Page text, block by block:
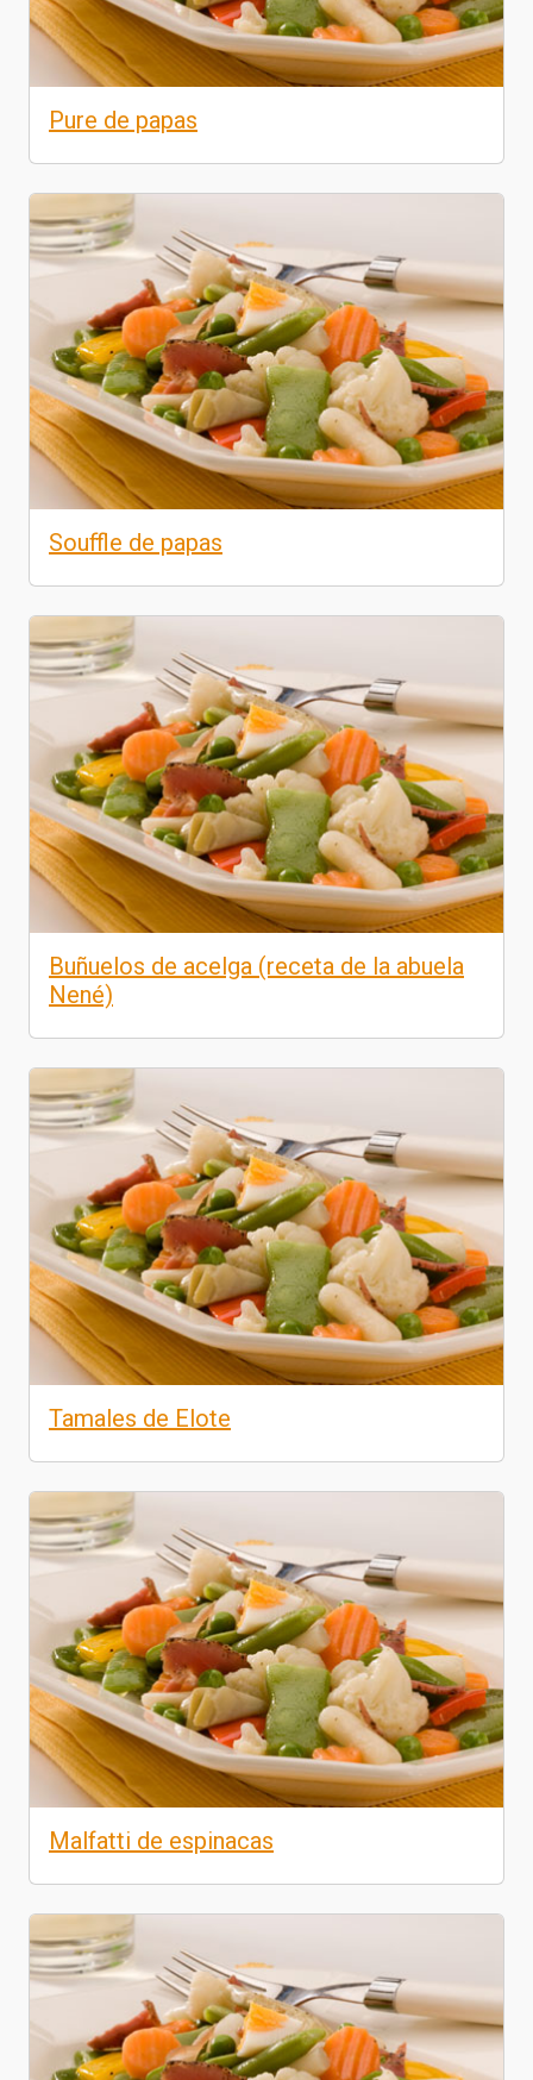
Pure de papas
Souffle de papas
Buñuelos de acelga (receta de la abuela
Nené)
Tamales de Elote
Malfatti de espinacas